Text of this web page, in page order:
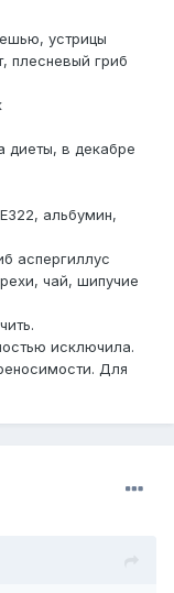
устрицы
плесневый гриб
диеты, в декабре
альбумин,
аспергиллус
чай, шипучие
исключила.
Для